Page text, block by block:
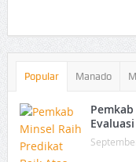
Popular Manado